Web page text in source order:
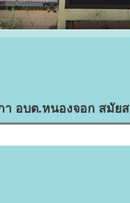
า อบต.หนองจอก สมัย